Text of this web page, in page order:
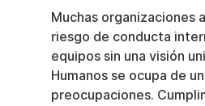
Muchas organizaciones
riesgo de conducta
equipos sin una visión
Humanos se ocupa de
preocupaciones.